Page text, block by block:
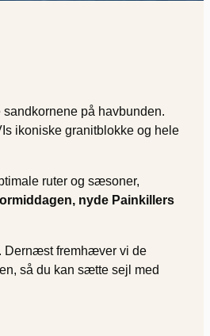
på havbunden.
ikoniske granitblokke og hele
ruter og sæsoner,
nyde Painkillers
Dernæst fremhæver vi de
så du kan sætte sejl med